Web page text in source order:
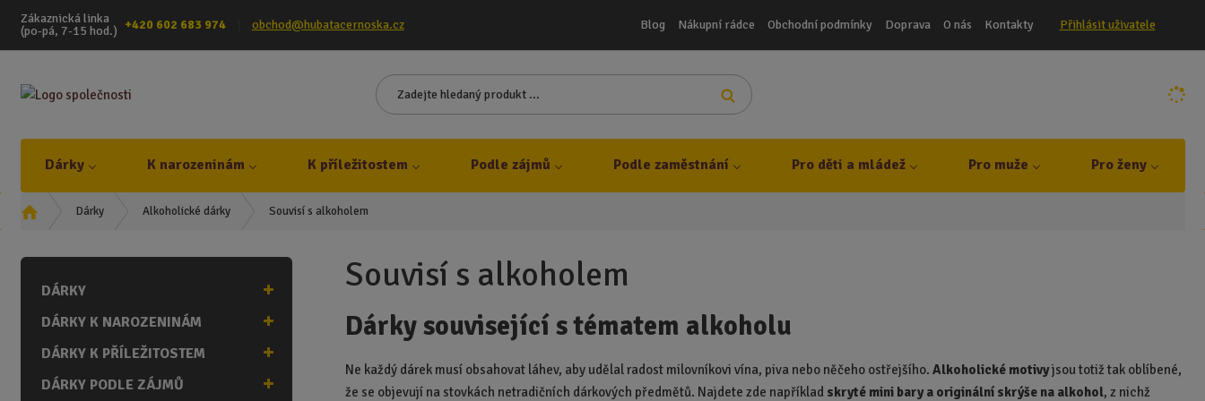
Zákaznická linka
(po-pá, 7-15 hod.) +420 602 683 974 obchod@hubatacernoska.cz Blog Nákupní rádce Obchodní podmínky Doprava O nás Kontakty Přihlásit uživatele
e
d
n
ý
Vyhledat
Dárky K narozeninám K příležitostem Podle zájmů Podle zaměstnání Pro děti a mládež Pro muže Pro ženy
Ú
n
s
a
Dárky Alkoholické dárky Souvisí s alkoholem
Souvisí s alkoholem
Dárky související s tématem alkoholu
Ne každý dárek musí obsahovat láhev, aby udělal radost milovníkovi vína, piva nebo něčeho ostřejšího.Alkoholické motivyjsou totiž tak oblíbené,
že se objevují na stovkách netradičních dárkových předmětů. Najdete zde například skryté mini bary a originální skrýše na alkohol, z nichž
DÁRKY
DÁRKY K NAROZENINÁM
DÁRKY K PŘÍLEŽITOSTEM
DÁRKY PODLE ZÁJMŮ